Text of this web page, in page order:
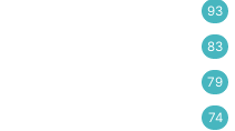
93
83
79
74